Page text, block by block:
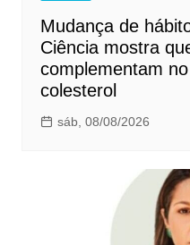
Mudança de
Ciência mostra
complementam
colesterol
sáb, 08/08/2026